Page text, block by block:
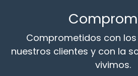
Comprometidos con
nuestros clientes y con la
vivimos.